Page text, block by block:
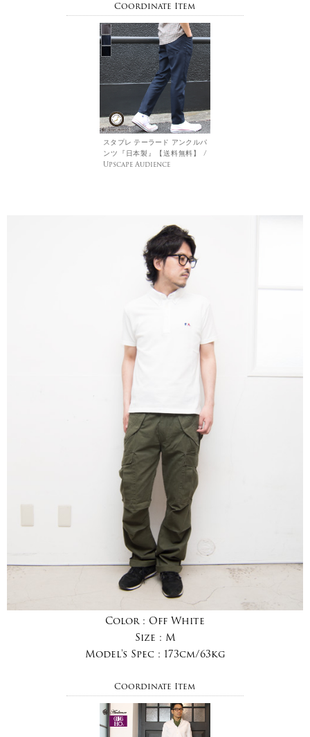
Coordinate Item
スタプレ テーラード アンクルパ
ンツ『日本製』【送料無料】 /
Upscape Audience
Color : Off White
Size : M
Model's Spec : 173cm/63kg
Coordinate Item